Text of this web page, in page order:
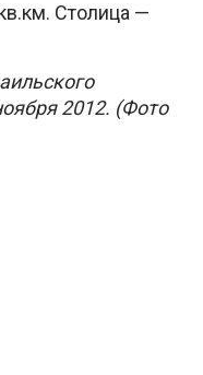
Столица —
2012. (Фото